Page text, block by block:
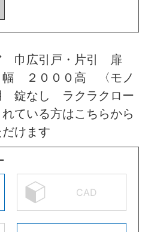
巾広引戸・片引 扉
幅 ２０００高 〈モノ
錠なし ラクラクロー
ている方はこちらから
けます
CAD